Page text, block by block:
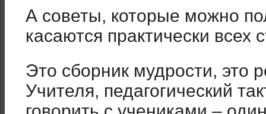
А советы, которые можно
касаются практически всех
Это сборник мудрости, это
Учителя, педагогический